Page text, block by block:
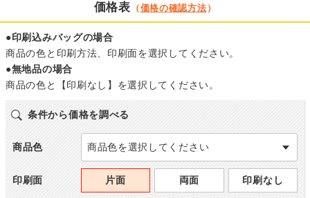
価格表 （価格の確認方法）
●印刷込みバッグの場合
商品の色と印刷方法、印刷面を選択してください。
●無地品の場合
商品の色と【印刷なし】を選択してください。
条件から価格を調べる
商品色 商品色を選択してください
印刷面 片面 両面 印刷なし